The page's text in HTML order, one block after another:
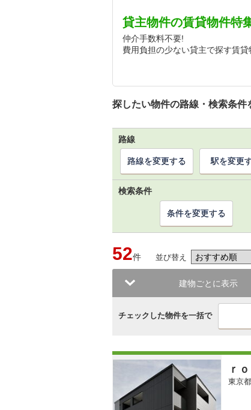
貸主物件の賃貸物件特
仲介手数料不要!
費用負担の少ない貸主で探す賃貸
探したい物件の路線・検索条件
路線
路線を変更する 駅を変更
検索条件
条件を変更する
52件 並び替え
建物ごとに表示
チェックした物件を一括で
ｒ
東京